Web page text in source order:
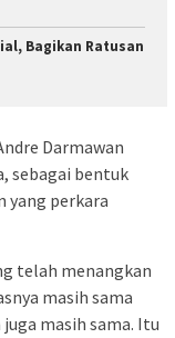
Bagikan Ratusan
Darmawan
sebagai bentuk
yang perkara
telah menangkan
masih sama
masih sama. Itu